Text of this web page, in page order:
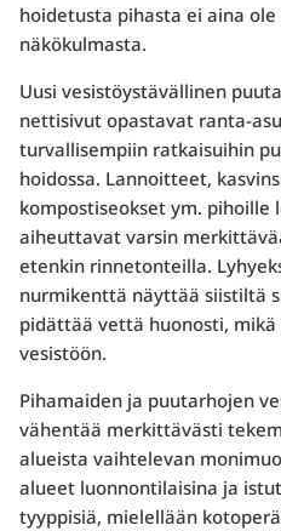
hoidetusta pihasta ei aina
näkökulmasta.
Uusi vesistöystävällinen
nettisivut opastavat ranta-
turvallisempiin ratkaisuihin
hoidossa. Lannoitteet,
kompostiseokset ym.
aiheuttavat varsin
etenkin rinnetonteilla.
nurmikenttä näyttää siistiltä
pidättää vettä huonosti,
vesistöön.
Pihamaiden ja puutarhojen
vähentää merkittävästi
alueista vaihtelevan
alueet luonnontilaisina ja
tyyppisiä, mielellään